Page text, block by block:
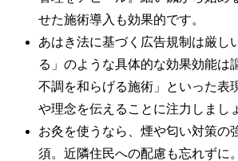
せた施術導入も効果的です。
あはき法に基づく広告規制は厳し
る」のような具体的な効果効能は
不調を和らげる施術」といった表
や理念を伝えることに注力しまし
お灸を使うなら、煙や匂い対策の
須。近隣住民への配慮も忘れずに